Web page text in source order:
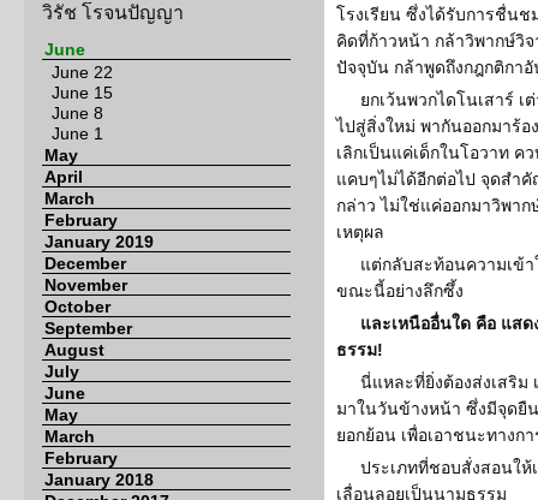
วิรัช โรจนปัญญา
June
June 22
June 15
June 8
June 1
May
April
March
February
January 2019
December
November
October
September
August
July
June
May
March
February
January 2018
โรงเรียน ซึ่งได้รับการชื่นช
คิดที่ก้าวหน้า กล้าวิพากษ์วิ
ปัจจุบัน กล้าพูดถึงกฎกติกา
ยกเว้นพวกไดโนเสาร์
ไปสู่สิ่งใหม่ พากันออกมาร้
เลิกเป็นแค่เด็กในโอวาท ค
แคบๆไม่ได้อีกต่อไป จุดสำ
กล่าว ไม่ใช่แค่ออกมาวิพา
เหตุผล
แต่กลับสะท้อนความเข้า
ขณะนี้อย่างลึกซึ้ง
และเหนืออื่นใด คือ แส
ธรรม!
นี่แหละที่ยิ่งต้องส่งเสริม
มาในวันข้างหน้า ซึ่งมีจุดยื
ยอกย้อน เพื่อเอาชนะทางกา
ประเภทที่ชอบสั่งสอนให้
เลื่อนลอยเป็นนามธรรม